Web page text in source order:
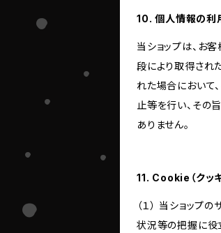
10. 個人情報の利
当ショップは、お
段により取得され
れた場合において
止等を行い、その
ありません。
11. Cookie（クッ
（１） 当ショップ
状況等の把握に役